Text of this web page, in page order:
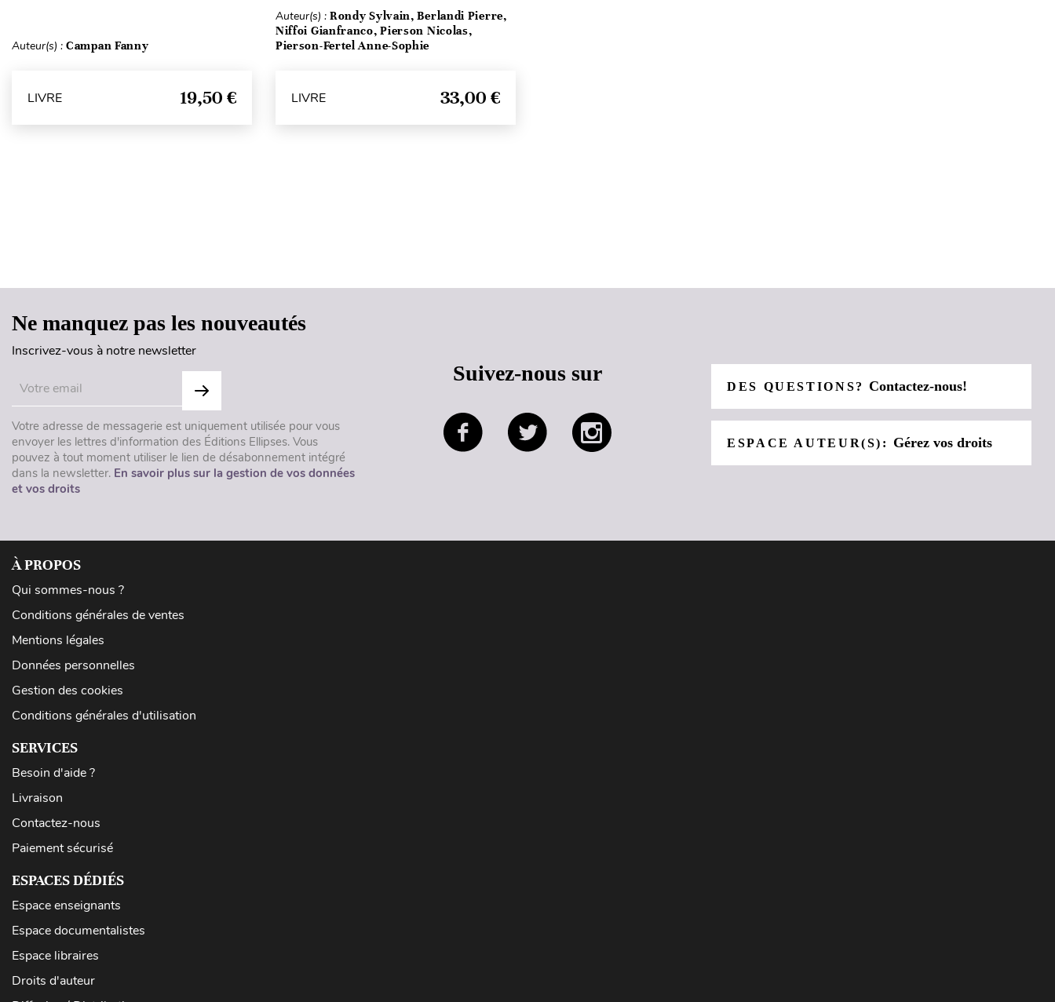
Auteur(s) : Campan Fanny
LIVRE 19,50 €
Auteur(s) : Rondy Sylvain, Berlandi Pierre,
Niffoi Gianfranco, Pierson Nicolas,
Pierson-Fertel Anne-Sophie
LIVRE 33,00 €
Ne manquez pas les nouveautés
Inscrivez-vous à notre newsletter
Votre adresse de messagerie est uniquement utilisée pour vous
envoyer les lettres d'information des Éditions Ellipses. Vous
pouvez à tout moment utiliser le lien de désabonnement intégré
dans la newsletter. En savoir plus sur la gestion de vos données
et vos droits
Suivez-nous sur
DES QUESTIONS?Contactez-nous!
ESPACE AUTEUR(S): Gérez vos droits
À PROPOS
Qui sommes-nous ?
Conditions générales de ventes
Mentions légales
Données personnelles
Gestion des cookies
Conditions générales d'utilisation
SERVICES
Besoin d'aide ?
Livraison
Contactez-nous
Paiement sécurisé
ESPACES DÉDIÉS
Espace enseignants
Espace documentalistes
Espace libraires
Droits d'auteur